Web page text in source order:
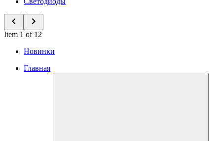
Item 1 of 12
Новинки
Главная